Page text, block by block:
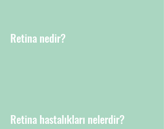
Retina nedir?
Retina hastalıkları nelerdir?